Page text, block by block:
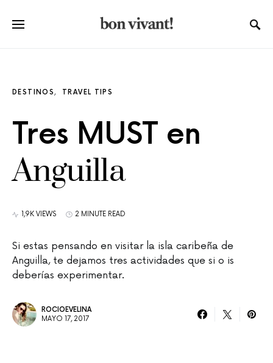
DESTINOS TRAVEL TIPS
Tres MUST en
Anguilla
1,9K VIEWS 2 MINUTE READ
Si estas pensando en visitar la isla caribeña de
Anguilla, te dejamos tres actividades que si o is
deberías experimentar.
ROCIOEVELINA
MAYO 17, 2017